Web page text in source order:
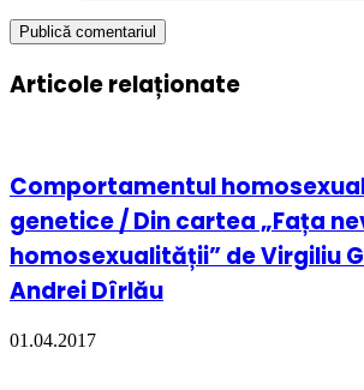
Articole relaționate
Comportamentul
genetice / Din cartea „Fața
homosexualității” de Virgiliu
Andrei Dîrlău
01.04.2017